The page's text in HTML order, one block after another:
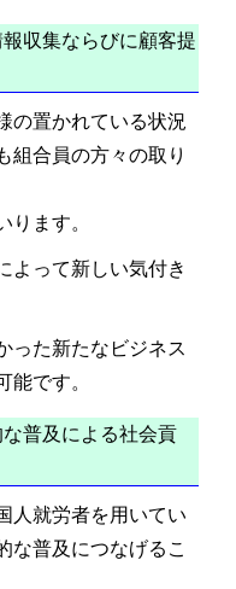
収集ならびに顧客提
の置かれている状況
組合員の方々の取り
ります。
よって新しい気付き
った新たなビジネス
能です。
普及による社会貢
人就労者を用いてい
な普及につなげるこ